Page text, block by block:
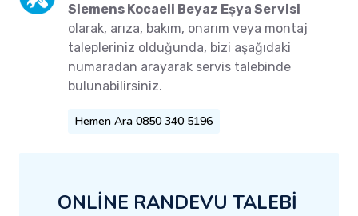
Siemens Kocaeli Beyaz Eşya Servisi
olarak, arıza, bakım, onarım veya montaj
talepleriniz olduğunda, bizi aşağıdaki
numaradan arayarak servis talebinde
bulunabilirsiniz.
Hemen Ara 0850 340 5196
ONLİNE RANDEVU TALEBİ